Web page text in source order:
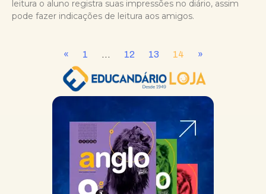
leitura o aluno registra suas impressões no diário, assim
pode fazer indicações de leitura aos amigos.
« 1 … 12 13 14 »